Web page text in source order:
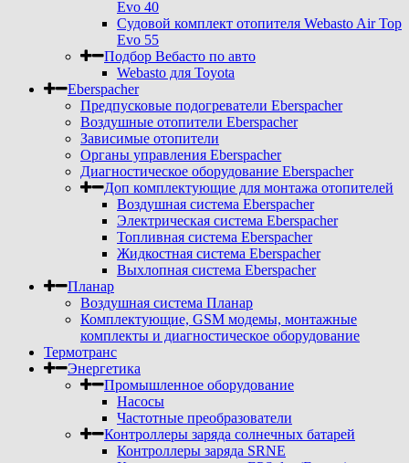
Evo 40
Судовой комплект отопителя Webasto Air Top
Evo 55
Подбор Вебасто по авто
Webasto для Toyota
Eberspacher
Предпусковые подогреватели Eberspacher
Воздушные отопители Eberspacher
Зависимые отопители
Органы управления Eberspacher
Диагностическое оборудование Eberspacher
Доп комплектующие для монтажа отопителей
Воздушная система Eberspacher
Электрическая система Eberspacher
Топливная система Eberspacher
Жидкостная система Eberspacher
Выхлопная система Eberspacher
Планар
Воздушная система Планар
Комплектующие, GSM модемы, монтажные
комплекты и диагностическое оборудование
Термотранс
Энергетика
Промышленное оборудование
Насосы
Частотные преобразователи
Контроллеры заряда солнечных батарей
Контроллеры заряда SRNE